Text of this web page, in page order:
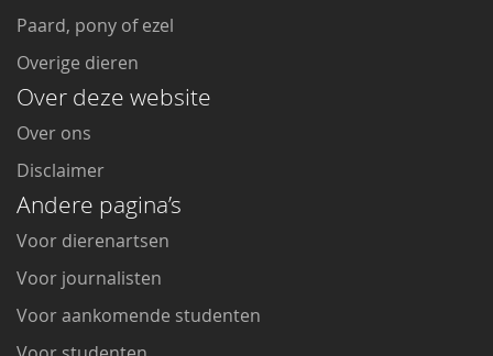
Paard, pony of ezel
Overige dieren
Over deze website
Over ons
Disclaimer
Andere pagina’s
Voor dierenartsen
Voor journalisten
Voor aankomende studenten